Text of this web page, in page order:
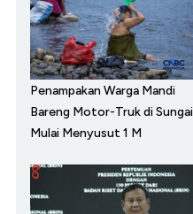
Penampakan Warga Mandi
Bareng Motor-Truk di Sungai
Mulai Menyusut 1 M